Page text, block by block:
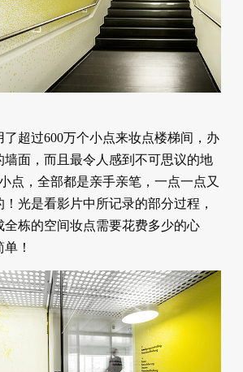
超过600万个小点来妆点楼梯间，办
墙面，而且最令人感到不可思议的地
点，全部都是亲手亲笔，一点一点又
光是看影片中所记录的部分过程，
全栋的空间妆点需要花费多少的心
！